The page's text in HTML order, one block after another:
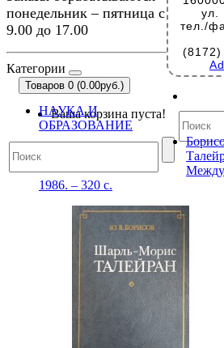
ул.
тел./
понедельник – пятница с
9.00 до 17.00
Категории
Товаров 0 (0.00руб.)
Ваша корзина пуста!
НАУКА И
ОБРАЗОВАНИЕ
1986. – 320 с.